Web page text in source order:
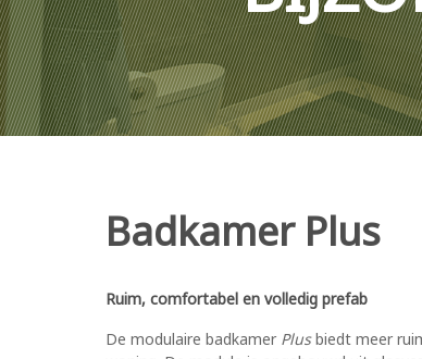
Badkamer Plus
Ruim, comfortabel en volledig prefab
De modulaire badkamer Plusbiedt meer